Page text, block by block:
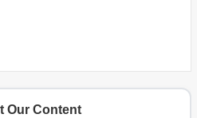
Our Content